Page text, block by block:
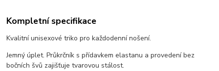
Kompletní specifikace
Kvalitní unisexové triko pro každodenní nošení.
Jemný úplet. Průkrčník s přídavkem elastanu a provedení bez
bočních švů zajišťuje tvarovou stálost.